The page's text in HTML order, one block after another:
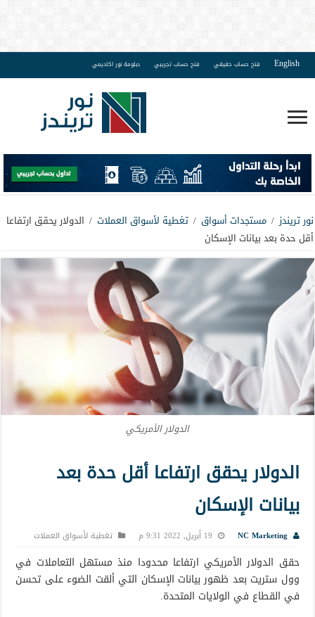
English فتح حساب حقيقي فتح حساب تجريبي دبلومة نور اكاديمي
نور تريندز / مستجدات أسواق / تغطية لأسواق العملات / الدولار يحقق ارتفاعا
أقل حدة بعد بيانات الإسكان
الدولار الأمريكي
الدولار يحقق ارتفاعا أقل حدة بعد
بيانات الإسكان
NC Marketing 19 أبريل, 2022 9:31 م تغطية لأسواق العملات
حقق الدولار الأمريكي ارتفاعا محدودا منذ مستهل التعاملات في
وول ستريت بعد ظهور بيانات الإسكان التي ألقت الضوء على تحسن
في القطاع في الولايات المتحدة.